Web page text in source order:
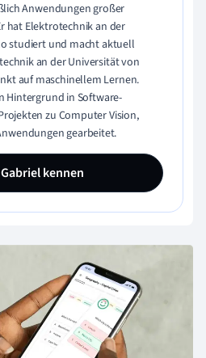
Anwendungen großer
hat Elektrotechnik an der
studiert und macht aktuell
an der Universität von
auf maschinellem Lernen.
Hintergrund in Software-
zu Computer Vision,
gearbeitet.
kennen